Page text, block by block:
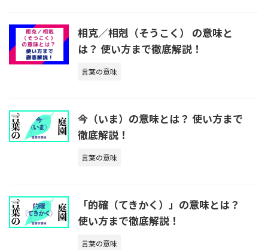
相克／相剋（そうこく） の意味と
は？ 使い方まで徹底解説！
言葉の意味
今（いま）の意味とは？ 使い方まで
徹底解説！
言葉の意味
「的確（てきかく）」の意味とは？
使い方まで徹底解説！
言葉の意味